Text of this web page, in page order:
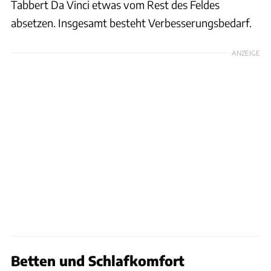
Tabbert Da Vinci etwas vom Rest des Feldes
absetzen. Insgesamt besteht Verbesserungsbedarf.
ANZEIGE
Betten und Schlafkomfort